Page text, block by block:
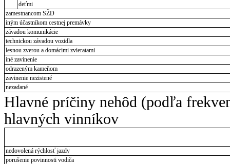
deťmi
zamestnancom SŽD
iným účastníkom cestnej premávky
závadou komunikácie
technickou závadou vozidla
lesnou zverou a domácimi zvieratami
iné zavinenie
odrazeným kameňom
zavinenie nezistené
nezadané
Hlavné príčiny nehôd (podľa
hlavných vinníkov
nedovolená rýchlosť jazdy
porušenie povinnosti vodiča